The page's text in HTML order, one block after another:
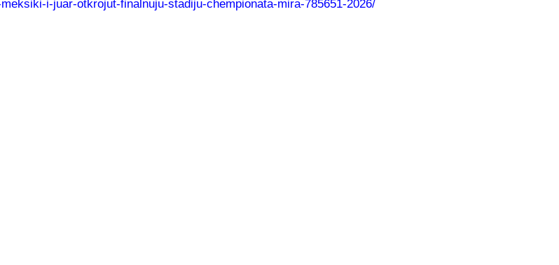
i-juar-otkrojut-finalnuju-stadiju-chempionata-mira-785651-2026/